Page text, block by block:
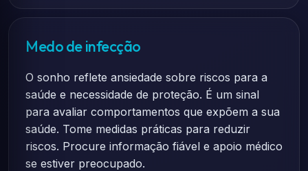
Medo de infecção
O sonho reflete ansiedade sobre riscos para a
saúde e necessidade de proteção. É um sinal
para avaliar comportamentos que expõem a sua
saúde. Tome medidas práticas para reduzir
riscos. Procure informação fiável e apoio médico
se estiver preocupado.